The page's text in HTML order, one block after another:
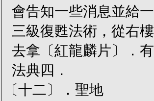
會告知一些消息並給
三級復甦法術，從右
去拿〔紅龍麟片〕．
法典四．
〔十二〕．聖地